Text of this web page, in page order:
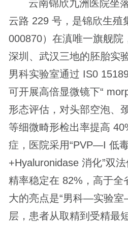
云南锦欣九洲医院坐
云路 229 号，是锦欣生殖
000870）在滇唯一旗舰院
深圳、武汉三地的胚胎实
男科实验室通过 IS0
可开展高倍显微镜下“
形态评估，对头部空泡、
等细微畸形检出率提高
症，医院采用“PVP—I 低
+Hyaluronidase 消化”双
精率稳定在 82%，高于全
大的亮点是“男科—实验
层，患者从取精到受精最